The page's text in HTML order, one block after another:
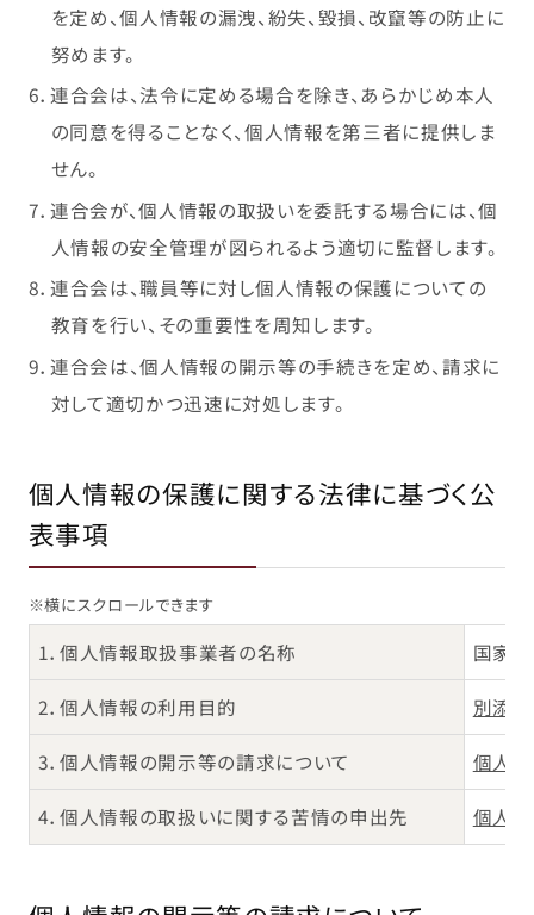
を定め、個人情報の漏洩、紛失、毀損、改竄等の防止に
努めます。
6．連合会は、法令に定める場合を除き、あらかじめ本人
の同意を得ることなく、個人情報を第三者に提供しま
せん。
7．連合会が、個人情報の取扱いを委託する場合には、個
人情報の安全管理が図られるよう適切に監督します。
8．連合会は、職員等に対し個人情報の保護についての
教育を行い、その重要性を周知します。
9．連合会は、個人情報の開示等の手続きを定め、請求に
対して適切かつ迅速に対処します。
個人情報の保護に関する法律に基づく公
表事項
※横にスクロールできます
1．個人情報取扱事業者の名称 国家
2．個人情報の利用目的 別添1
3．個人情報の開示等の請求について 個人
4．個人情報の取扱いに関する苦情の申出先 個人